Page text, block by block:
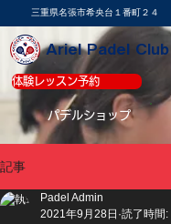
体験レッスン予約
体験レッスン予約
​三重県名張市希央台１番町２４
Ariel Padel Club
パデルショップ
記事
Padel Admin
2021年9月28日 読了時間: